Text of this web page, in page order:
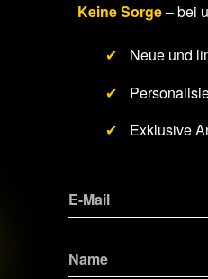
Keine Sorge– bei
✔
Neue und
✔
✔
Exklusive